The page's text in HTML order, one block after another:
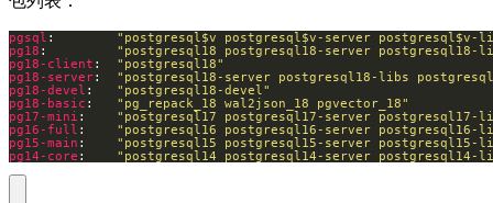
pgsql : "postgresql$v postgresql$v-server
pg18 : "postgresql18 postgresql18-server
pg18-client : "postgresql18"
pg18-server: "postgresql18-server postgresql18-libs
pg18-devel : "postgresql18-devel"
pg18-basic : "pg_repack_18 wal2json_18 pgvector_18"
pg17-mini : "postgresql17 postgresql17-server
pg16-full : "postgresql16 postgresql16-server
pg15-main : "postgresql15 postgresql15-server postgresql15-
pg14-core : "postgresql14 postgresql14-server